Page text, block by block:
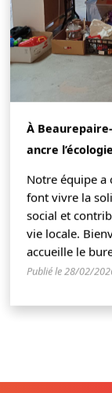
À
ancre
Notre équipe a
font vivre la
social et
vie locale.
accueille le
Publié le 28/02/